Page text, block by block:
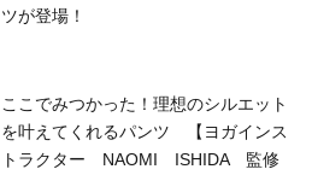
ツが登場！
ここでみつかった！理想のシルエット
を叶えてくれるパンツ 【ヨガインス
トラクター NAOMI ISHIDA 監修